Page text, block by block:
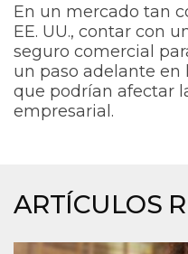
En un mercado tan
EE. UU., contar con
seguro comercial
un paso adelante en
que podrían afectar
empresarial.
ARTÍCULOS